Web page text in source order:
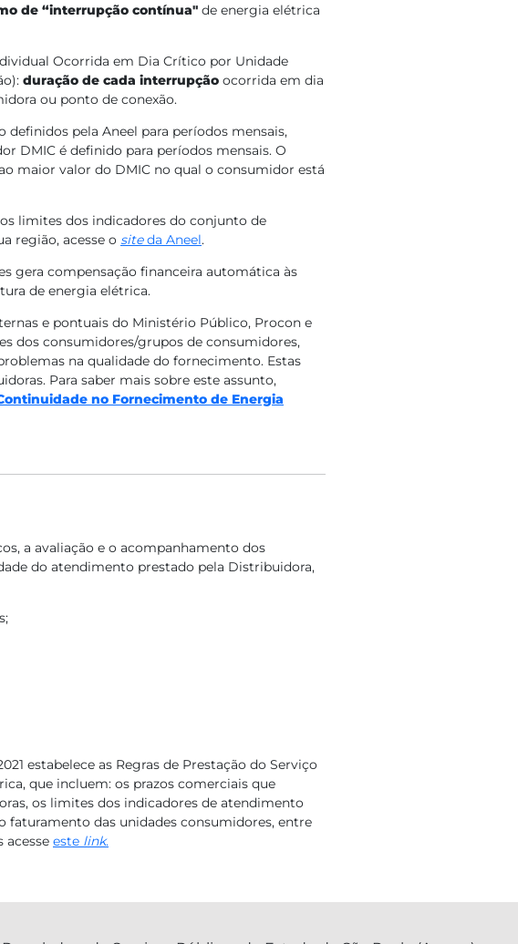
de “interrupção contínua" de energia elétrica
Ocorrida em Dia Crítico por Unidade
duração de cada interrupção ocorrida em dia
ou ponto de conexão.
definidos pela Aneel para períodos mensais,
DMIC é definido para períodos mensais. O
maior valor do DMIC no qual o consumidor está
limites dos indicadores do conjunto de
região, acesse o siteda Aneel​.
gera compensação financeira automática às
de energia elétrica.
e pontuais do Ministério Público, Procon e
dos consumidores/grupos de consumidores,
na qualidade do fornecimento. Estas
Para saber mais sobre este assunto,
no Fornecimento de Energia
a avaliação e o acompanhamento dos
do atendimento prestado pela Distribuidora,
estabelece as Regras de Prestação do Serviço
que incluem: os prazos comerciais que
os limites dos indicadores de atendimento
das unidades consumidores, entre
acesse este link.